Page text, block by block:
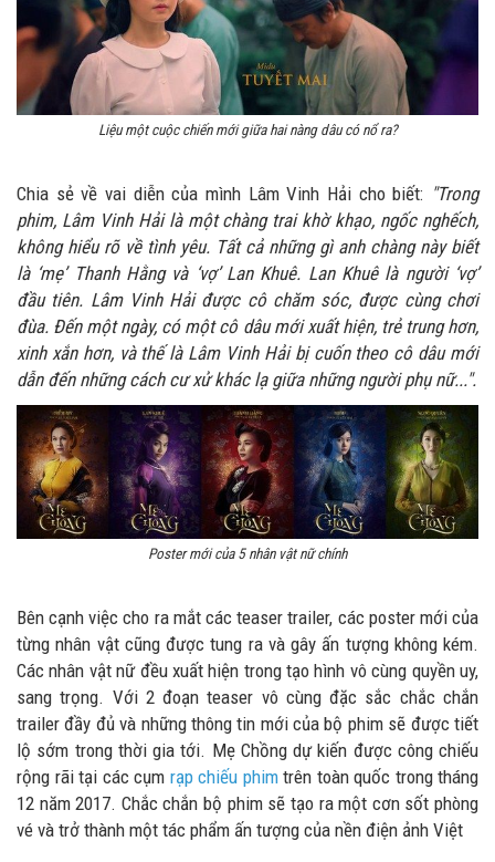
Liệu một cuộc chiến mới giữa hai nàng dâu có nổ ra?
Chia sẻ về vai diễn của mình Lâm Vinh Hải cho biết: "Trong
phim, Lâm Vinh Hải là một chàng trai khờ khạo, ngốc nghếch,
không hiểu rõ về tình yêu. Tất cả những gì anh chàng này biết
là ‘mẹ’ Thanh Hằng và ‘vợ’ Lan Khuê. Lan Khuê là người ‘vợ’
đầu tiên. Lâm Vinh Hải được cô chăm sóc, được cùng chơi
đùa. Đến một ngày, có một cô dâu mới xuất hiện, trẻ trung hơn,
xinh xắn hơn, và thế là Lâm Vinh Hải bị cuốn theo cô dâu mới
dẫn đến những cách cư xử khác lạ giữa những người phụ nữ...".
Poster mới của 5 nhân vật nữ chính
Bên cạnh việc cho ra mắt các teaser trailer, các poster mới của
từng nhân vật cũng được tung ra và gây ấn tượng không kém.
Các nhân vật nữ đều xuất hiện trong tạo hình vô cùng quyền uy,
sang trọng. Với 2 đoạn teaser vô cùng đặc sắc chắc chắn
trailer đầy đủ và những thông tin mới của bộ phim sẽ được tiết
lộ sớm trong thời gia tới. Mẹ Chồng dự kiến được công chiếu
rộng rãi tại các cụm rạp chiếu phimtrên toàn quốc trong tháng
12 năm 2017. Chắc chắn bộ phim sẽ tạo ra một cơn sốt phòng
vé và trở thành một tác phẩm ấn tượng của nền điện ảnh Việt